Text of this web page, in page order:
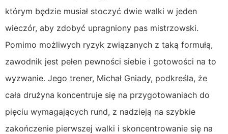
którym będzie musiał stoczyć dwie walki w jeden
wieczór, aby zdobyć upragniony pas mistrzowski.
Pomimo możliwych ryzyk związanych z taką formułą,
zawodnik jest pełen pewności siebie i gotowości na to
wyzwanie. Jego trener, Michał Gniady, podkreśla, że
cała drużyna koncentruje się na przygotowaniach do
pięciu wymagających rund, z nadzieją na szybkie
zakończenie pierwszej walki i skoncentrowanie się na